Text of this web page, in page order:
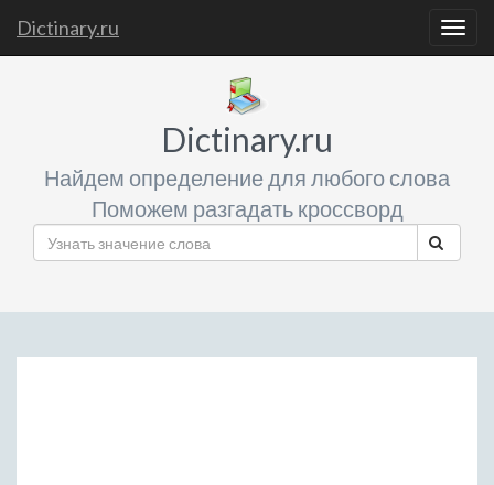
Dictinary.ru
Dictinary.ru
Найдем определение для любого слова
Поможем разгадать кроссворд